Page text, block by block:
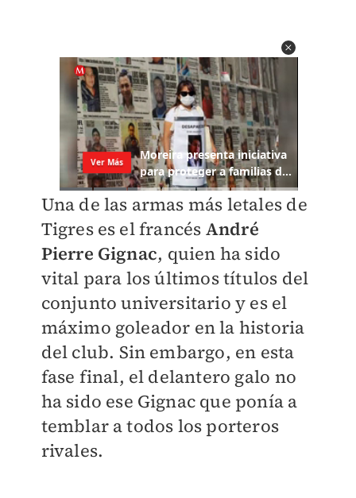
Una de las armas más letales de
Tigres es el francés André
Pierre Gignac, quien ha sido
vital para los últimos títulos del
conjunto universitario y es el
máximo goleador en la historia
del club. Sin embargo, en esta
fase final, el delantero galo no
ha sido ese Gignac que ponía a
temblar a todos los porteros
rivales.